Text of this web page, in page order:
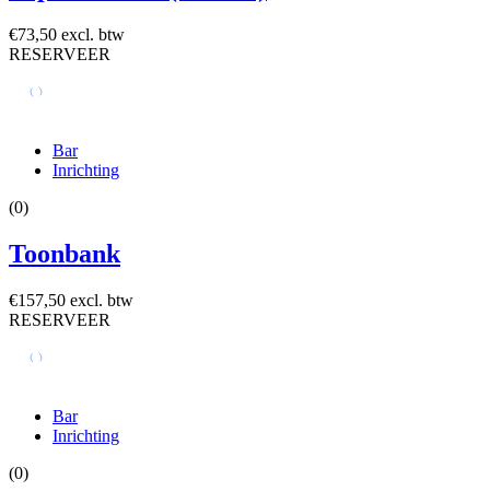
€73,50 excl. btw
RESERVEER
Bar
Inrichting
(0)
Toonbank
€157,50 excl. btw
RESERVEER
Bar
Inrichting
(0)